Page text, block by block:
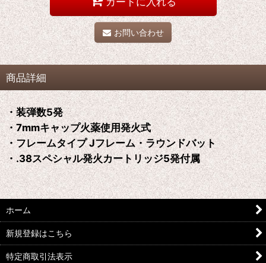
お問い合わせ
商品詳細
・装弾数5発
・7mmキャップ火薬使用発火式
・フレームタイプ Jフレーム・ラウンドバット
・.38スペシャル発火カートリッジ5発付属
ホーム
新規登録はこちら
特定商取引法表示